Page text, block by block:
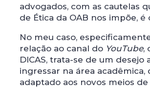
advogados, com as cautelas
de Ética da OAB nos impõe, é
No meu caso,
relação ao canal do YouTube,
DICAS, trata-se de um desejo
ingressar na área acadêmica,
adaptado aos novos meios de